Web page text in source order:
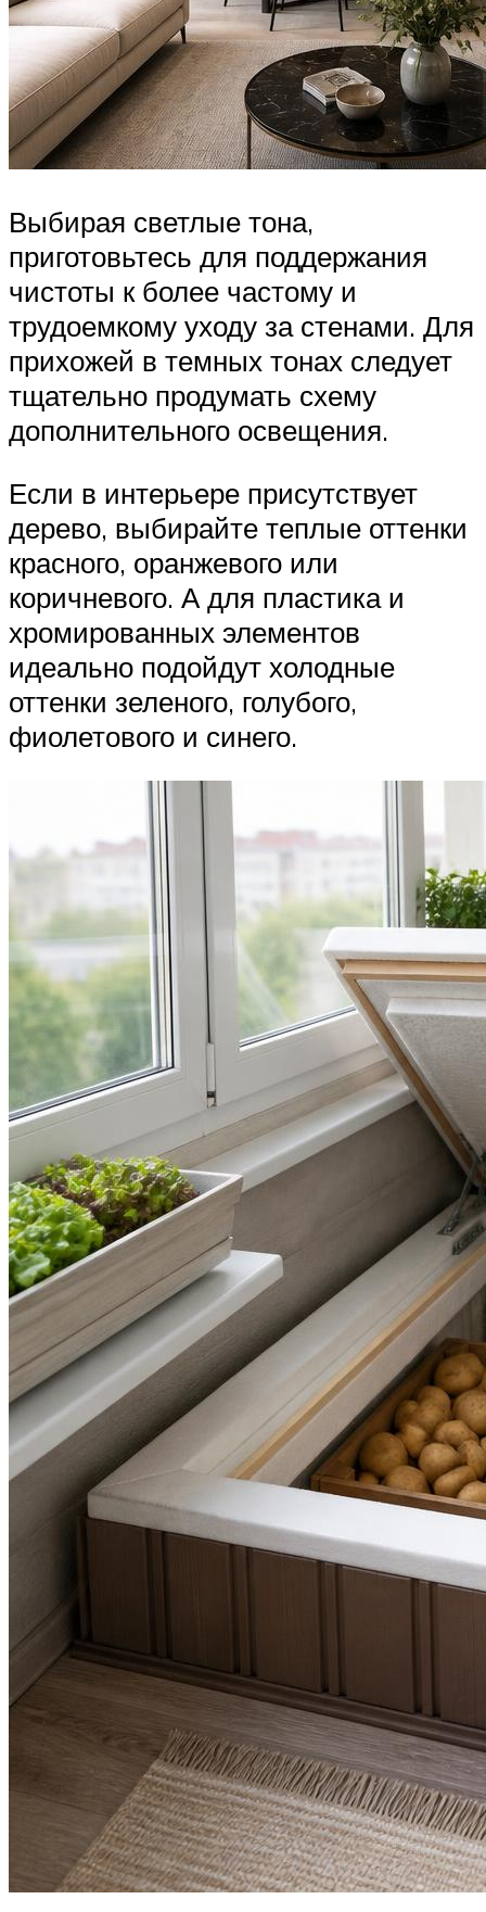
Выбирая светлые тона,
приготовьтесь для поддержания
чистоты к более частому и
трудоемкому уходу за стенами. Для
прихожей в темных тонах следует
тщательно продумать схему
дополнительного освещения.
Если в интерьере присутствует
дерево, выбирайте теплые оттенки
красного, оранжевого или
коричневого. А для пластика и
хромированных элементов
идеально подойдут холодные
оттенки зеленого, голубого,
фиолетового и синего.